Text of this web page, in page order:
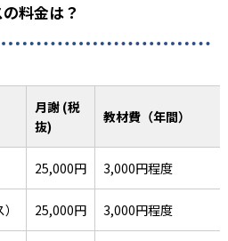
料金は？
月謝 (税
抜)
教材費（年間）
25,000円 3,000円程度
25,000円 3,000円程度